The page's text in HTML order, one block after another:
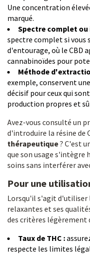
Une concentration
marqué.
Spectre complet
spectre complet si vous
d'entourage, où le CBD
cannabinoïdes pour
Méthode
exemple, conservent
décisif pour ceux qui
production propres et
Avez-vous consulté un
d'introduire la résine de
thérapeutique? C'est
que son usage s'intègre
soins sans interférer
Pour une
Lorsqu'il s'agit d'utiliser
relaxantes et ses
des critères légèrement
Taux de THC :
respecte les limites